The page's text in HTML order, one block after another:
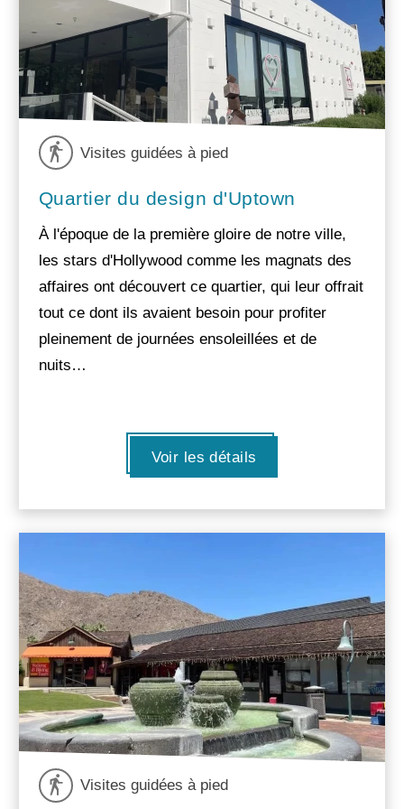
Visites guidées à pied
Quartier du design d'Uptown
À l'époque de la première gloire de notre ville,
les stars d'Hollywood comme les magnats des
affaires ont découvert ce quartier, qui leur offrait
tout ce dont ils avaient besoin pour profiter
pleinement de journées ensoleillées et de
nuits…
Voir les détails
Visites guidées à pied